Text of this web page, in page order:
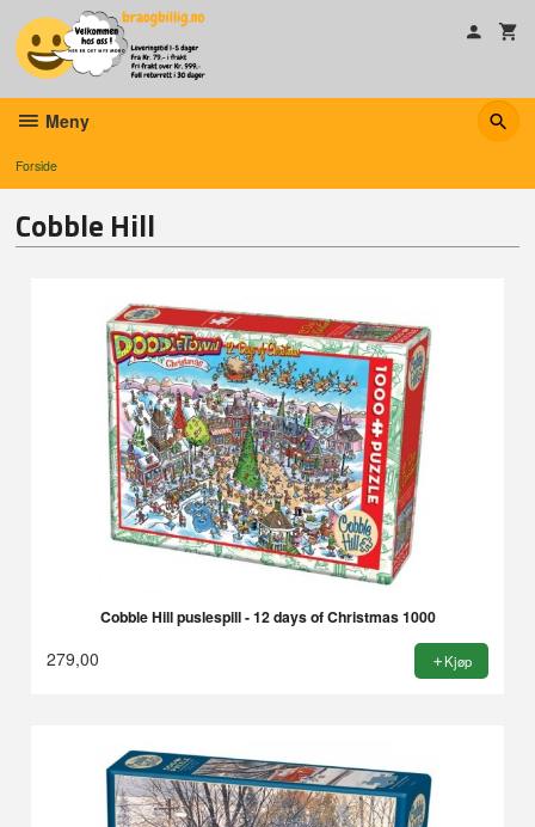
innholdet
Meny
Forside
Cobble Hill
Cobble Hill puslespill - 12 days of Christmas 1000
279,00 Kjøp